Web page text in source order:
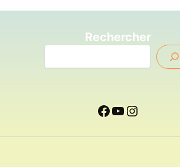
Rechercher